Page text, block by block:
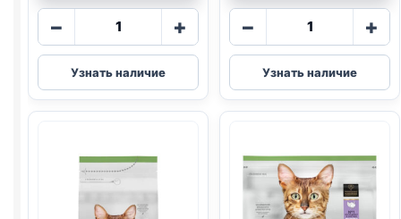
−
Количество
Pro
Plan
сух.
1,5кг
+
Узнать наличие
−
Количество
Pro
Plan
сух.
400г
+
Узнать наличие